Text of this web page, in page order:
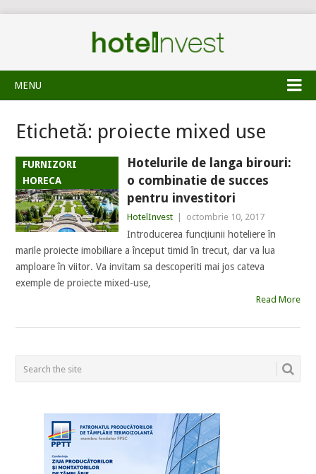
MENU
Etichetă: proiecte mixed use
FURNIZORI
HORECA
Hotelurile de langa birouri:
o combinatie de succes
pentru investitori
HotelInvest octombrie 10, 2017
Introducerea funcțiunii hoteliere în
marile proiecte imobiliare a început timid în trecut, dar va lua
amploare în viitor. Va invitam sa descoperiti mai jos cateva
exemple de proiecte mixed-use,
Read More
POSTS
NAVIGATION